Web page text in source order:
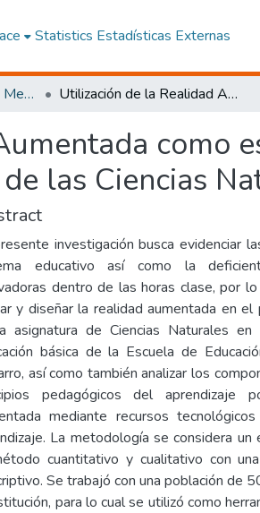
Statistics Estadísticas Externas
Maestría en Educación, Mención Innovación y Liderazgo Educativo Utilización de la Realidad Aumentada como estrategia innovadora para la enseñanza - aprendizaje de las Ciencias Naturales
como
las Ciencias
investigación busca evidenciar
educativo así como la
dentro de las horas clase, por
y diseñar la realidad aumentada en el
asignatura de Ciencias Naturales
básica de la Escuela de
así como también analizar los
pedagógicos del aprendizaje
mediante recursos
La metodología se considera
cuantitativo y cualitativo con
Se trabajó con una población de
para lo cual se utilizó como